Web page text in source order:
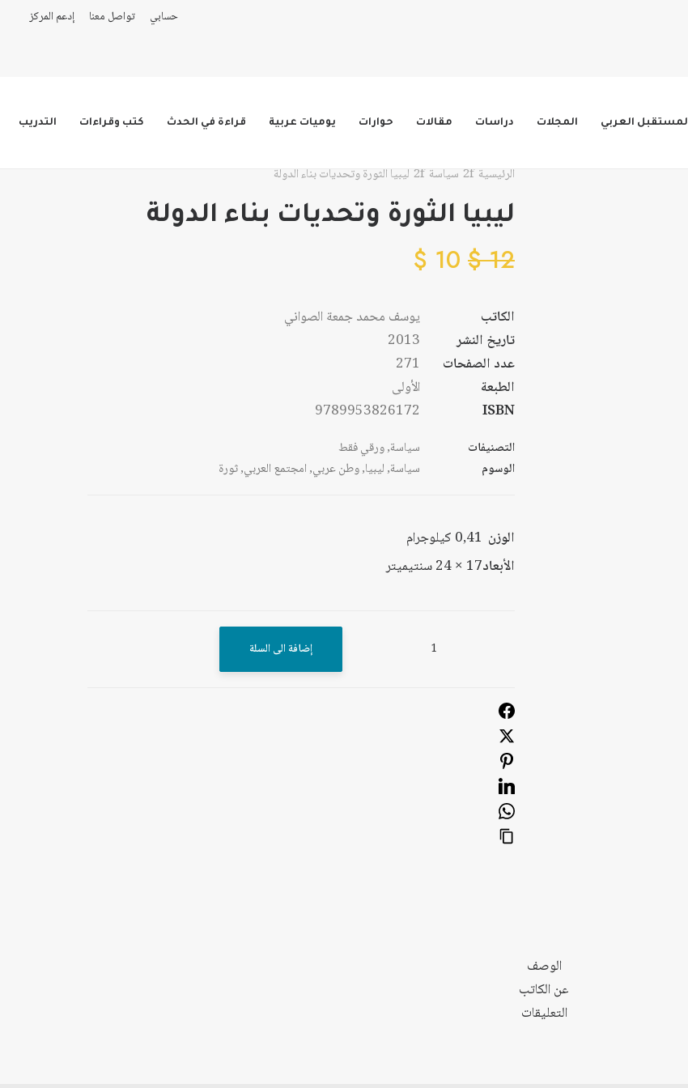
حسابي تواصل معنا إدعم المركز
العربي المجلات دراسات مقالات حوارات يوميات عربية قراءة في الحدث كتب وقراءات التدريب
الرئيسية سياسة ليبيا الثورة وتحديات بناء الدولة
ليبيا الثورة وتحديات بناء الدولة
12
$
10
$
الكاتب
يوسف محمد جمعة الصواني
تاريخ النشر
2013
عدد الصفحات
271
الطبعة
الأولى
ISBN
9789953826172
التصنيفات سياسة,ورقي فقط
الوسوم
سياسة,ليبيا,وطن عربي,امجتمع العربي,ثورة
الوزن 0,41 كيلوجرام
الأبعاد17 × 24 سنتيميتر
وتحديات
بناء
الدولة
إضافة الى السلة
الوصف
عن الكاتب
التعليقات